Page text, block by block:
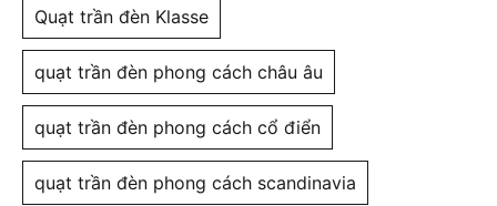
Quạt trần đèn Klasse
quạt trần đèn phong cách châu âu
quạt trần đèn phong cách cổ điển
quạt trần đèn phong cách scandinavia